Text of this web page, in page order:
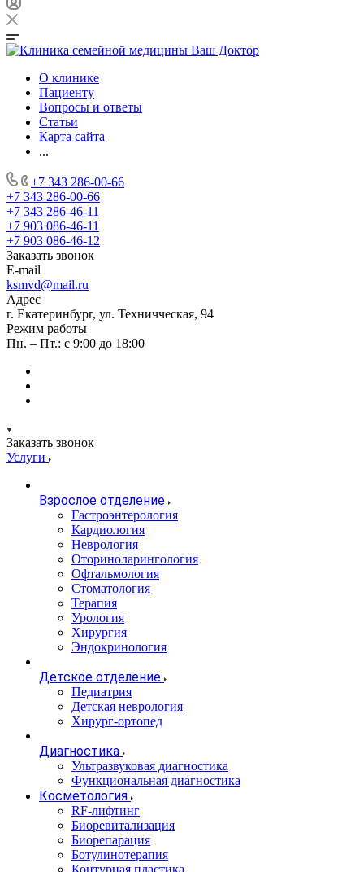
О клинике
Пациенту
Вопросы и ответы
Статьи
Карта сайта
...
+7 343 286-00-66
+7 343 286-00-66
+7 343 286-46-11
+7 903 086-46-11
+7 903 086-46-12
Заказать звонок
E-mail
ksmvd@mail.ru
Адрес
г. Екатеринбург, ул. Техничческая, 94
Режим работы
Пн. – Пт.: с 9:00 до 18:00
Заказать звонок
Услуги
Взрослое отделение
Гастроэнтерология
Кардиология
Неврология
Оториноларингология
Офтальмология
Стоматология
Терапия
Урология
Хирургия
Эндокринология
Детское отделение
Педиатрия
Детская неврология
Хирург-ортопед
Диагностика
Ультразвуковая диагностика
Функциональная диагностика
Косметология
RF-лифтинг
Биоревитализация
Биорепарация
Ботулинотерапия
Контурная пластика